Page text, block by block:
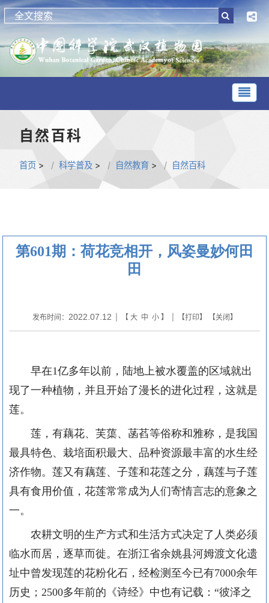
自然百科
首页 > 科学普及 > 自然教育 > 自然百科
第601期：荷花竞相开，风姿曼妙何田
田
发布时间： 2022.07.12 | 【 大 中 小】 | 【打印】 【关闭】
早在1亿多年以前，陆地上被水覆盖的区域就出
现了一种植物，并且开始了漫长的进化过程，这就是
莲。
莲，有藕花、芙蕖、菡萏等俗称和雅称，是我国
最具特色、栽培面积最大、品种资源最丰富的水生经
济作物。莲又有藕莲、子莲和花莲之分，藕莲与子莲
具有食用价值，花莲常常成为人们寄情言志的意象之
一。
农耕文明的生产方式和生活方式决定了人类必须
临水而居，逐草而徙。在浙江省余姚县河姆渡文化遗
址中曾发现莲的花粉化石，经检测至今已有7000余年
历史；2500多年前的《诗经》中也有记载：“彼泽之